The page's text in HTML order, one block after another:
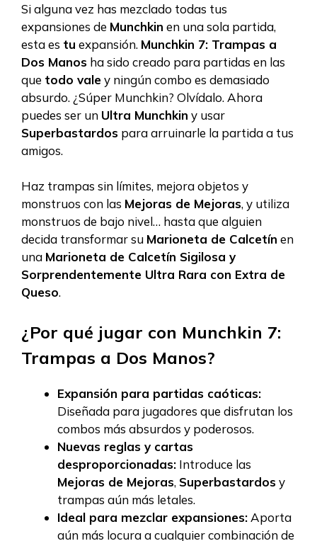
Si alguna vez has mezclado todas tus
expansiones de Munchkin en una sola partida,
esta es tu expansión. Munchkin 7: Trampas a
Dos Manos ha sido creado para partidas en las
que todo valey ningún combo es demasiado
absurdo. ¿Súper Munchkin? Olvídalo. Ahora
puedes ser un Ultra Munchkin y usar
Superbastardos para arruinarle la partida a tus
amigos.
Haz trampas sin límites, mejora objetos y
monstruos con las Mejoras de Mejoras, y utiliza
monstruos de bajo nivel… hasta que alguien
decida transformar su Marioneta de Calcetín en
una Marioneta de Calcetín Sigilosa y
Sorprendentemente Ultra Rara con Extra de
Queso.
¿Por qué jugar con Munchkin 7:
Trampas a Dos Manos?
Expansión para partidas caóticas:
Diseñada para jugadores que disfrutan los
combos más absurdos y poderosos.
Nuevas reglas y cartas
desproporcionadas: Introduce las
Mejoras de Mejoras, Superbastardosy
trampas aún más letales.
Ideal para mezclar expansiones: Aporta
aún más locura a cualquier combinación de